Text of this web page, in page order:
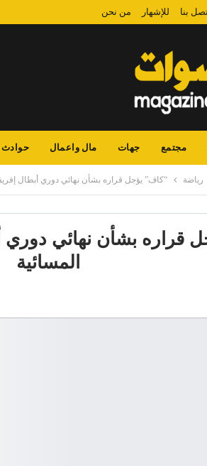
بنا للإشهار من نحن
مجتمع جهات مال واعمال حوادث
رياضة “كاف” يؤجل قراره بشأن نهائي دوري أبطال
قراره بشأن نهائي دوري
المسائية